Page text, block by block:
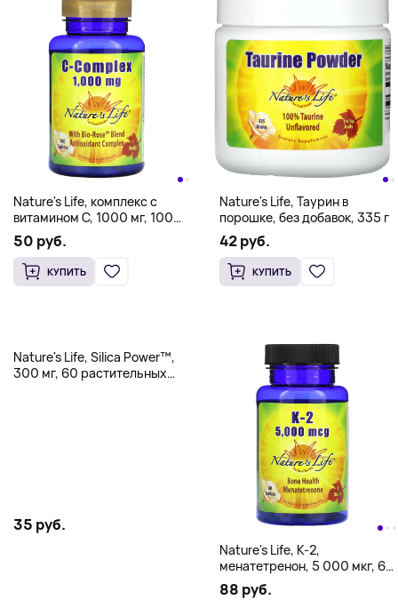
Nature's Life, комплекс с
витамином С, 1000 мг, 100
таблеток
50 руб.
КУПИТЬ
Nature's Life, Таурин в
порошке, без добавок, 335 г
42 руб.
КУПИТЬ
Nature's Life, Silica Power™,
300 мг, 60 растительных
35 руб.
Nature's Life, K-2,
менатетренон, 5 000 мкг, 60
таблеток
88 руб.